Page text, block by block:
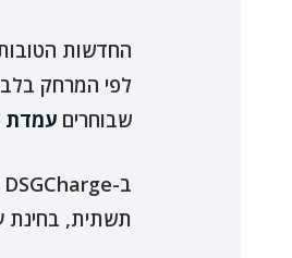
החדשות
לפי המרחק
שבוחרים עמדת
ב-DSGCharge אנחנו לא מסתכלים רק על המוצר עצמו, אלא על כל הפתרון: מהלוח ועד נקודת הטעינה, כולל
תשתית, בחינת